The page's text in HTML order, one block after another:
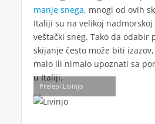
manje snega, mnogi od ovih
Italiji su na velikoj
veštački sneg. Tako da odabir
skijanje često može biti
malo ili nimalo upoznati sa
u Italiji.
Prelepi Livinjo